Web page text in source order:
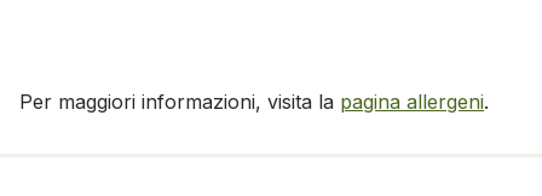
Per maggiori informazioni, visita la pagina allergeni.